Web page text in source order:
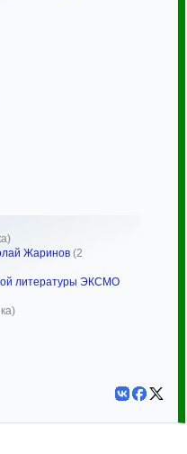
Жаринов (2
литературы ЭКСМО